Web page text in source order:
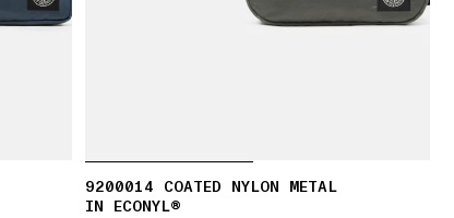
9200014 COATED NYLON METAL
IN ECONYL®